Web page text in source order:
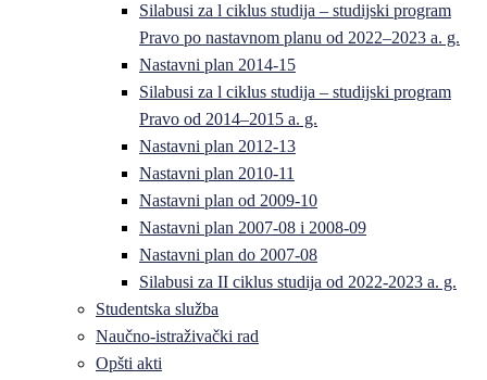
Silabusi za l ciklus studija – studijski program
Pravo po nastavnom planu od 2022–2023 a. g.
Nastavni plan 2014-15
Silabusi za l ciklus studija – studijski program
Pravo od 2014–2015 a. g.
Nastavni plan 2012-13
Nastavni plan 2010-11
Nastavni plan od 2009-10
Nastavni plan 2007-08 i 2008-09
Nastavni plan do 2007-08
Silabusi za II ciklus studija od 2022-2023 a. g.
Studentska služba
Naučno-istraživački rad
Opšti akti